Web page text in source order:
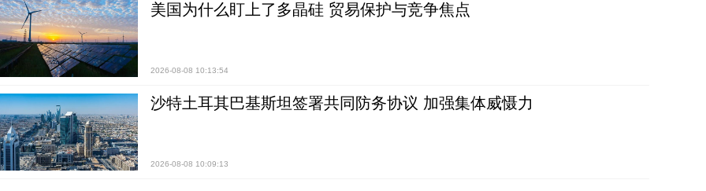
美国为什么盯上了多晶硅 贸易保护与竞争焦点
2026-08-08 10:13:54
沙特土耳其巴基斯坦签署共同防务协议 加强集体威慑力
2026-08-08 10:09:13